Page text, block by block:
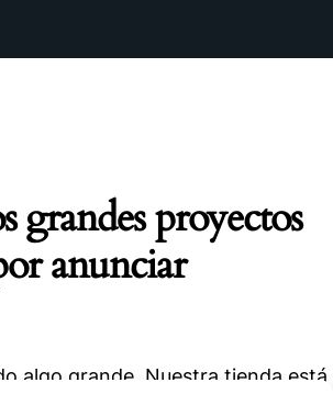
grandes proyectos
anunciar
algo grande. Nuestra tienda está